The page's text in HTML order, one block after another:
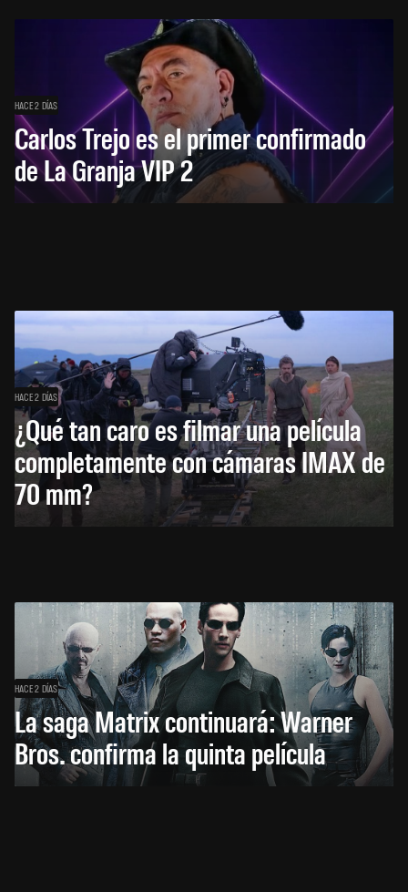
HACE 2 DÍAS
Carlos Trejo es el primer confirmado
de La Granja VIP 2
HACE 2 DÍAS
¿Qué tan caro es filmar una película
completamente con cámaras IMAX de
70 mm?
HACE 2 DÍAS
La saga Matrix continuará: Warner
Bros. confirma la quinta película